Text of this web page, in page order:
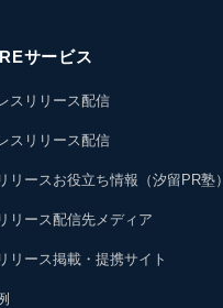
サービス
スリリース配信
スリリース配信
リースお役立ち情報（汐留PR塾）
リース配信先メディア
リース掲載・提携サイト